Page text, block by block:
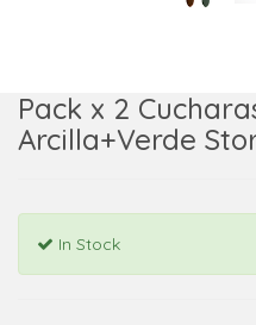
Pack x 2
Arcilla+Verde
In Stock